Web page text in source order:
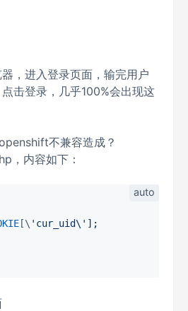
，进入登录页面，输完用户
击登录，几乎100%会出现这
不兼容造成？
，内容如下：
[\ 'cur_uid\'];